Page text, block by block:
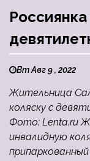
Вт Авг 9 , 2022
Жительница
коляску с
Фото: Lenta.ru
инвалидную